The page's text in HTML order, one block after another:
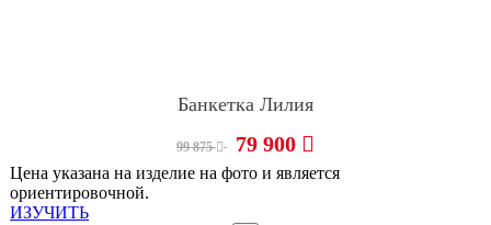
Банкетка Лилия
99 875 79 900
Цена указана на изделие на фото и является
ориентировочной.
ИЗУЧИТЬ